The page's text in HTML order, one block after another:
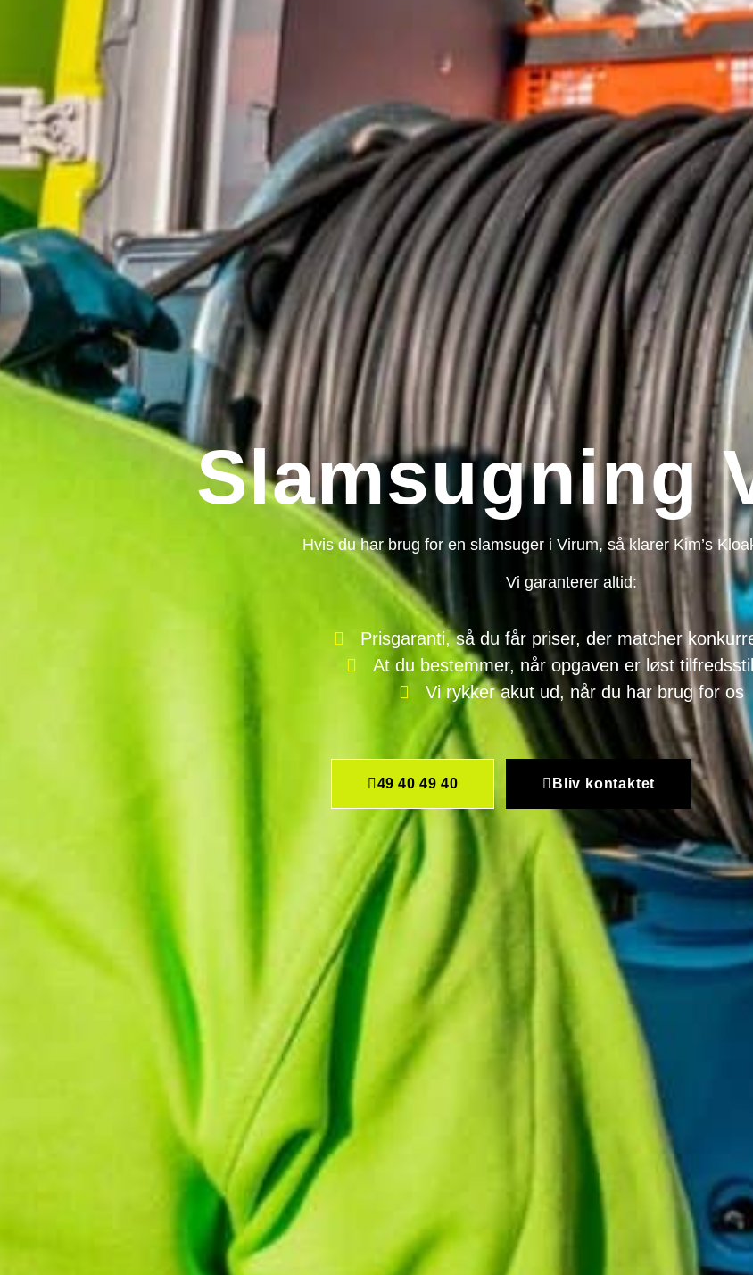
Slamsugning
Hvis du har brug for en slamsuger i Virum, så klarer Kim’s
Vi garanterer altid:
Prisgaranti, så du får priser, der matcher
At du bestemmer, når opgaven er løst
Vi rykker akut ud, når du har brug for os
49 40 49 40 Bliv kontaktet